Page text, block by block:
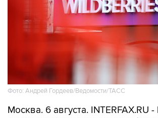
Фото: Андрей Гордеев/Ведомости/ТАСС
Москва. 6 августа. INTERFAX.RU